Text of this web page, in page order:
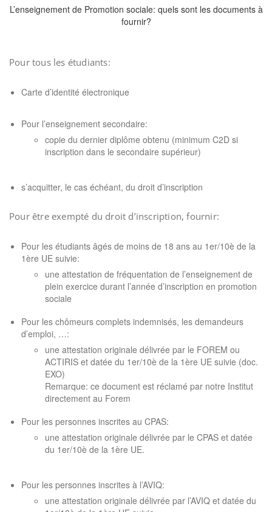
L’enseignement de Promotion sociale: quels sont les documents à
fournir?
Pour tous les étudiants:
Carte d’identité électronique
Pour l’enseignement secondaire:
copie du dernier diplôme obtenu (minimum C2D si
inscription dans le secondaire supérieur)
s’acquitter, le cas échéant, du droit d’inscription
Pour être exempté du droit d’inscription, fournir:
Pour les étudiants âgés de moins de 18 ans au 1er/10è de la
1ère UE suivie:
une attestation de fréquentation de l’enseignement de
plein exercice durant l’année d’inscription en promotion
sociale
Pour les chômeurs complets indemnisés, les demandeurs
d’emploi, …:
une attestation originale délivrée par le FOREM ou
ACTIRIS et datée du 1er/10è de la 1ère UE suivie (doc.
EXO)
Remarque: ce document est réclamé par notre Institut
directement au Forem
Pour les personnes inscrites au CPAS:
une attestation originale délivrée par le CPAS et datée
du 1er/10è de la 1ère UE.
Pour les personnes inscrites à l’AVIQ:
une attestation originale délivrée par l’AVIQ et datée du